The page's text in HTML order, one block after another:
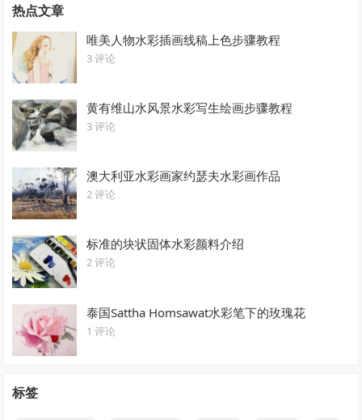
热点文章
唯美人物水彩插画线稿上色步骤教程
3 评论
黄有维山水风景水彩写生绘画步骤教程
3 评论
澳大利亚水彩画家约瑟夫水彩画作品
2 评论
标准的块状固体水彩颜料介绍
2 评论
泰国Sattha Homsawat水彩笔下的玫瑰花
1 评论
标签